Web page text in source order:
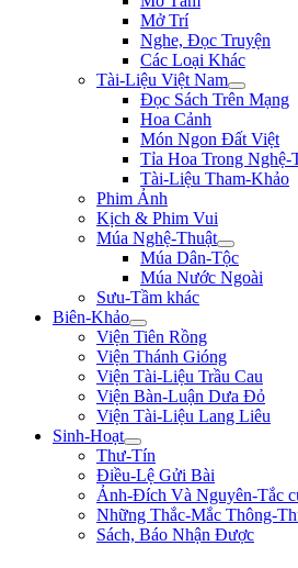
Mở Trí
Nghe, Đọc Truyện
Các Loại Khác
Tài-Liệu Việt Nam
Đọc Sách Trên Mạng
Hoa Cảnh
Món Ngon Đất Việt
Tỉa Hoa Trong
Tài-Liệu Tham-Khảo
Phim Ảnh
Kịch & Phim Vui
Múa Nghệ-Thuật
Múa Dân-Tộc
Múa Nước Ngoài
Sưu-Tầm khác
Biên-Khảo
Viện Tiên Rồng
Viện Thánh Gióng
Viện Tài-Liệu Trầu Cau
Viện Bàn-Luận Dưa Đỏ
Viện Tài-Liệu Lang Liêu
Sinh-Hoạt
Thư-Tín
Điều-Lệ Gửi Bài
Ảnh-Đích Và Nguyên-Tắc
Những Thắc-Mắc Thông-
Sách, Báo Nhận Được